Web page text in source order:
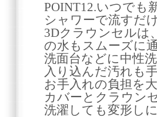
POINT12.いつでも
シャワーで流すだ
3Dクラウンセルは
の水もスムーズに
洗面台などに中性
入り込んだ汚れも
お手入れの負担を
カバーとクラウン
洗濯しても変形し